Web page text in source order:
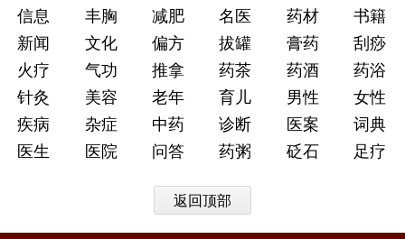
信息
丰胸 减肥 名医 药材
书籍
新闻
文化 偏方 拔罐 膏药
刮痧
火疗
气功 推拿 药茶 药酒
药浴
针灸
美容 老年 育儿 男性
女性
疾病
杂症 中药 诊断 医案
词典
医生
医院 问答 药粥 砭石 足疗
返回顶部